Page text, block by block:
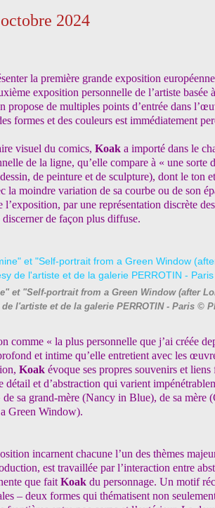
2024
la première grande exposition
exposition personnelle de l’artiste basée
propose de multiples points d’entrée dans
formes et des couleurs est immédiatement
visuel du comics, Koak a importé dans le
de la ligne, qu’elle compare à « une sorte
de peinture et de sculpture), dont le ton
la moindre variation de sa courbe ou de son
l’exposition, par une représentation discrète
de façon plus diffuse.
et "Self-portrait from a Green Window (after
de l'artiste et de la galerie PERROTIN - Paris ©
comme « la plus personnelle que j’ai créée
et intime qu’elle entretient avec les
Koak évoque ses propres souvenirs et
détail et d’abstraction qui varient
sa grand-mère (Nancy in Blue), de sa mère
Green Window).
incarnent chacune l’un des thèmes
est travaillée par l’interaction entre
que fait Koak du personnage. Un motif
– deux formes qui thématisent non